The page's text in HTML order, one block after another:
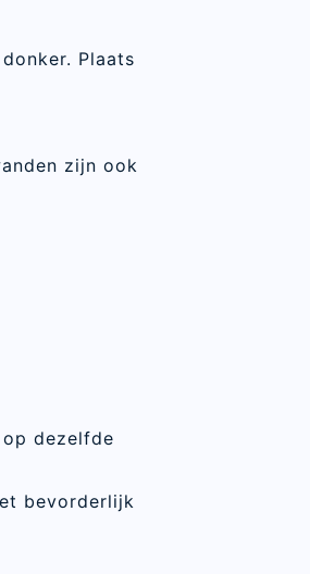
Plaats
zijn ook
dezelfde
bevorderlijk